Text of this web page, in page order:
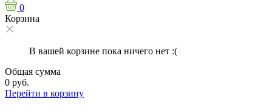
0
Корзина
В вашей корзине пока ничего нет :(
Общая сумма
0 руб.
Перейти в корзину